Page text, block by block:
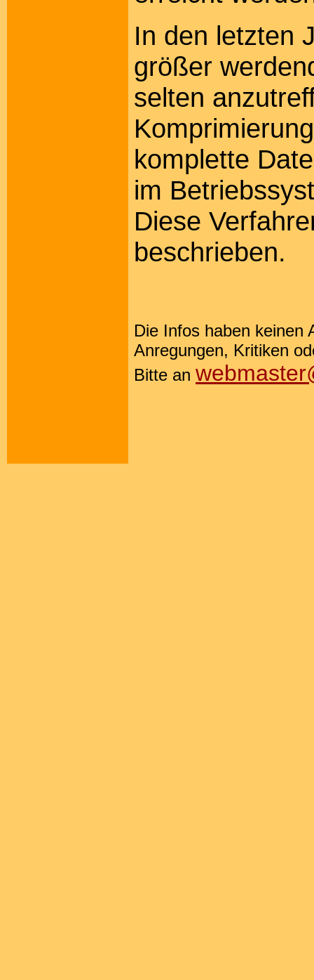
In den letzten
größer
selten
komplette
im
Diese
beschrieben.
Die Infos haben keinen
Anregungen, Kritiken
Bitte an